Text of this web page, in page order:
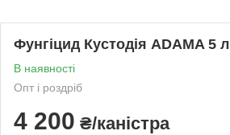
Фунгіцид Кустодія ADAMA 5 л
В наявності
Опт і роздріб
4 200 ₴/каністра